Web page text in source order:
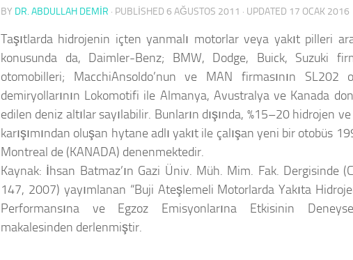
BY DR. ABDULLAH DEMİR · PUBLISHED 6 AĞUSTOS 2011 · UPDATED 17 OCAK 2016
Taşıtlarda hidrojenin içten yanmalı motorlar veya yakıt pilleri
konusunda da, Daimler-Benz; BMW, Dodge, Buick, Suzuki
otomobilleri; MacchiAnsoldo’nun ve MAN firmasının SL202
demiryollarının Lokomotifi ile Almanya, Avustralya ve Kanada
edilen deniz altılar sayılabilir. Bunların dışında, %15–20 hidrojen
karışımından oluşan hytane adlı yakıt ile çalışan yeni bir otobüs
Montreal de (KANADA) denenmektedir.
Kaynak: İhsan Batmaz’ın Gazi Üniv. Müh. Mim. Fak. Dergisinde
147, 2007) yayımlanan “Buji Ateşlemeli Motorlarda Yakıta
Performansına ve Egzoz Emisyonlarına Etkisinin
makalesinden derlenmiştir.